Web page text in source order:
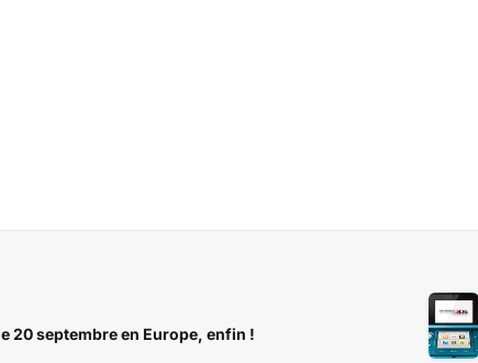
20 septembre en Europe, enfin !